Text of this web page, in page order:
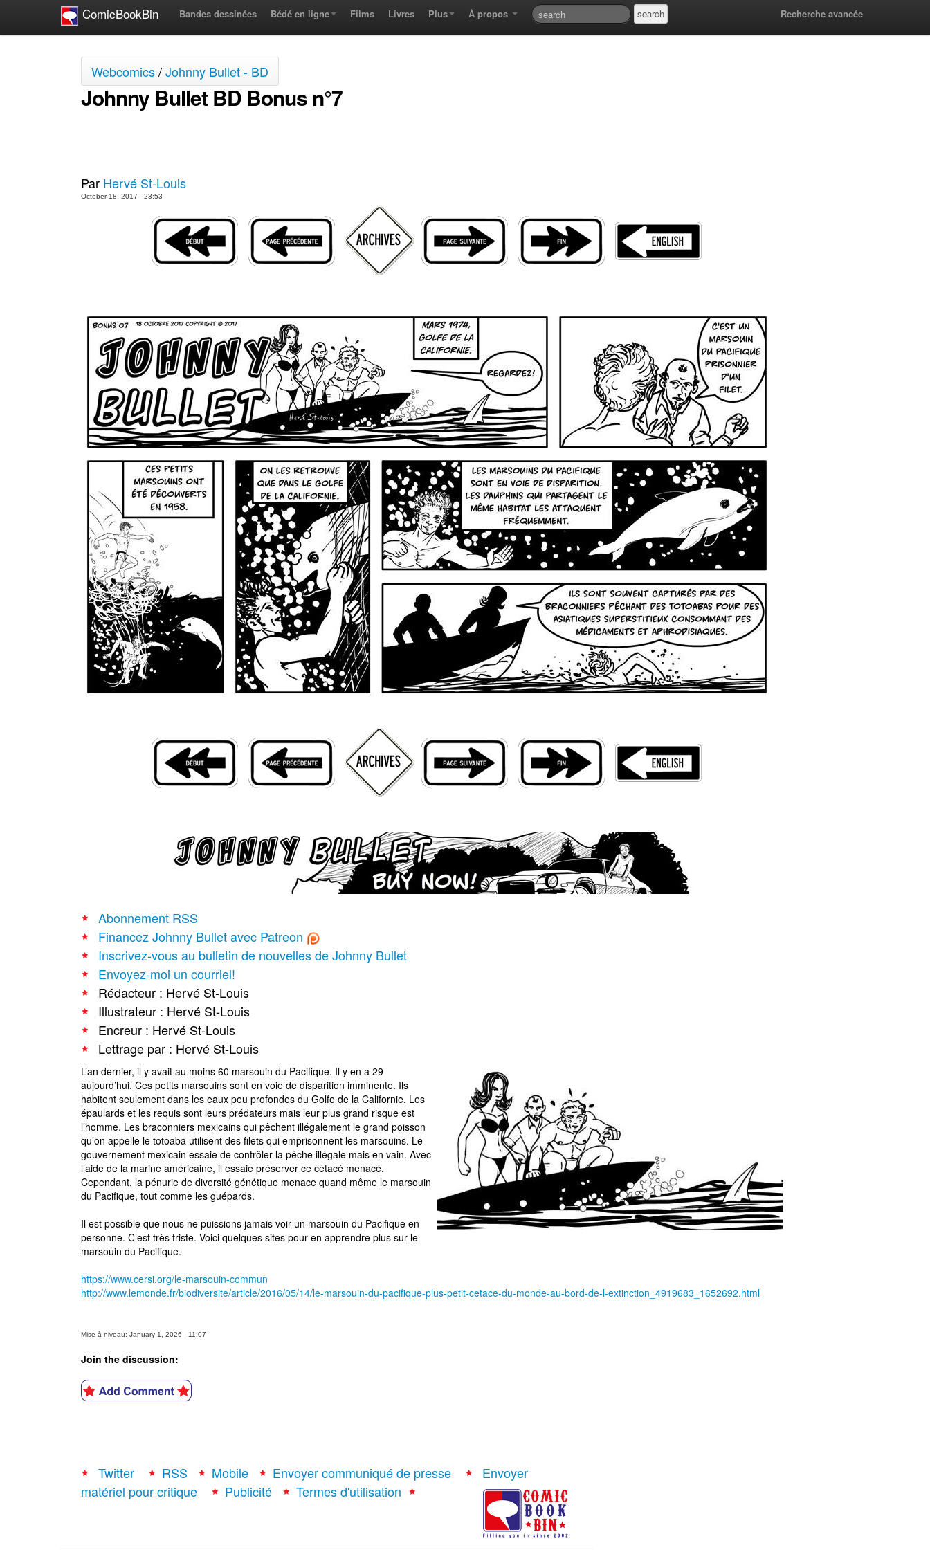
ComicBookBin Bandes dessinées Bédé en ligne Films Livres Plus À propos Recherche avancée
Webcomics/Johnny Bullet - BD
Johnny Bullet BD Bonus n°7
Par Hervé St-Louis
October 18, 2017 - 23:53
Abonnement RSS
Financez Johnny Bullet avec Patreon
Inscrivez-vous au bulletin de nouvelles de Johnny Bullet
Envoyez-moi un courriel!
Rédacteur : Hervé St-Louis
Illustrateur : Hervé St-Louis
Encreur : Hervé St-Louis
Lettrage par : Hervé St-Louis
L’an dernier, il y avait au moins 60 marsouin du Pacifique. Il y en a 29
aujourd’hui. Ces petits marsouins sont en voie de disparition imminente. Ils
habitent seulement dans les eaux peu profondes du Golfe de la Californie. Les
épaulards et les requis sont leurs prédateurs mais leur plus grand risque est
l’homme. Les braconniers mexicains qui pêchent illégalement le grand poisson
qu’on appelle le totoaba utilisent des filets qui emprisonnent les marsouins. Le
gouvernement mexicain essaie de contrôler la pêche illégale mais en vain. Avec
l’aide de la marine américaine, il essaie préserver ce cétacé menacé.
Cependant, la pénurie de diversité génétique menace quand même le marsouin
du Pacifique, tout comme les guépards.
Il est possible que nous ne puissions jamais voir un marsouin du Pacifique en
personne. C’est très triste. Voici quelques sites pour en apprendre plus sur le
marsouin du Pacifique.
https://www.cersi.org/le-marsouin-commun
http://www.lemonde.fr/biodiversite/article/2016/05/14/le-marsouin-du-pacifique-plus-petit-cetace-du-monde-au-bord-de-l-extinction_4919683_1652692.html
Mise à niveau: January 1, 2026 - 11:07
Join the discussion:
Twitter RSS Mobile Envoyer communiqué de presse
Envoyer
matériel pour critique
Publicité Termes d'utilisation